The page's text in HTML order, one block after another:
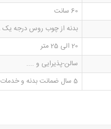
60 سانت
بدنه از چوب روس درجه
20 الی 25 متر
سالن-پذیرایی و ....
5 سال ضمانت بدنه و خدمات پس از فروش